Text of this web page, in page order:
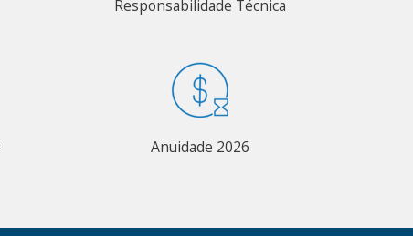
Responsabilidade Técnica
Anuidade 2026